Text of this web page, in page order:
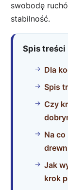
swobodę
stabilność.
Spis treści
Dla
Spis
Czy
Na
Jak
krok